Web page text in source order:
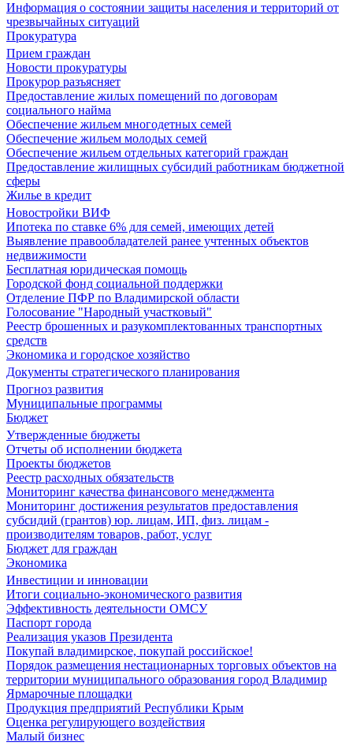
Информация о состоянии защиты населения и территорий от
чрезвычайных ситуаций
Прокуратура
Прием граждан
Новости прокуратуры
Прокурор разъясняет
Предоставление жилых помещений по договорам
социального найма
Обеспечение жильем многодетных семей
Обеспечение жильем молодых семей
Обеспечение жильем отдельных категорий граждан
Предоставление жилищных субсидий работникам бюджетной
сферы
Жилье в кредит
Новостройки ВИФ
Ипотека по ставке 6% для семей, имеющих детей
Выявление правообладателей ранее учтенных объектов
недвижимости
Бесплатная юридическая помощь
Городской фонд социальной поддержки
Отделение ПФР по Владимирской области
Голосование "Народный участковый"
Реестр брошенных и разукомплектованных транспортных
средств
Экономика и городское хозяйство
Документы стратегического планирования
Прогноз развития
Муниципальные программы
Бюджет
Утвержденные бюджеты
Отчеты об исполнении бюджета
Проекты бюджетов
Реестр расходных обязательств
Мониторинг качества финансового менеджмента
Мониторинг достижения результатов предоставления
субсидий (грантов) юр. лицам, ИП, физ. лицам -
производителям товаров, работ, услуг
Бюджет для граждан
Экономика
Инвестиции и инновации
Итоги социально-экономического развития
Эффективность деятельности ОМСУ
Паспорт города
Реализация указов Президента
Покупай владимирское, покупай российское!
Порядок размещения нестационарных торговых объектов на
территории муниципального образования город Владимир
Ярмарочные площадки
Продукция предприятий Республики Крым
Оценка регулирующего воздействия
Малый бизнес